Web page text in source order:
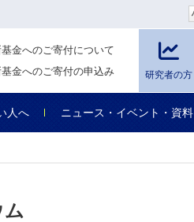
金へのご寄付について
金へのご寄付の申込み
研究者の方
人へ ニュース・イベント・資料